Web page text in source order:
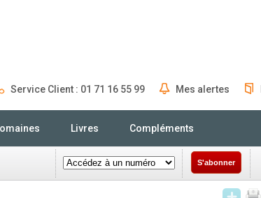
Service Client : 01 71 16 55 99 Mes alertes
Livres Compléments
S'abonner